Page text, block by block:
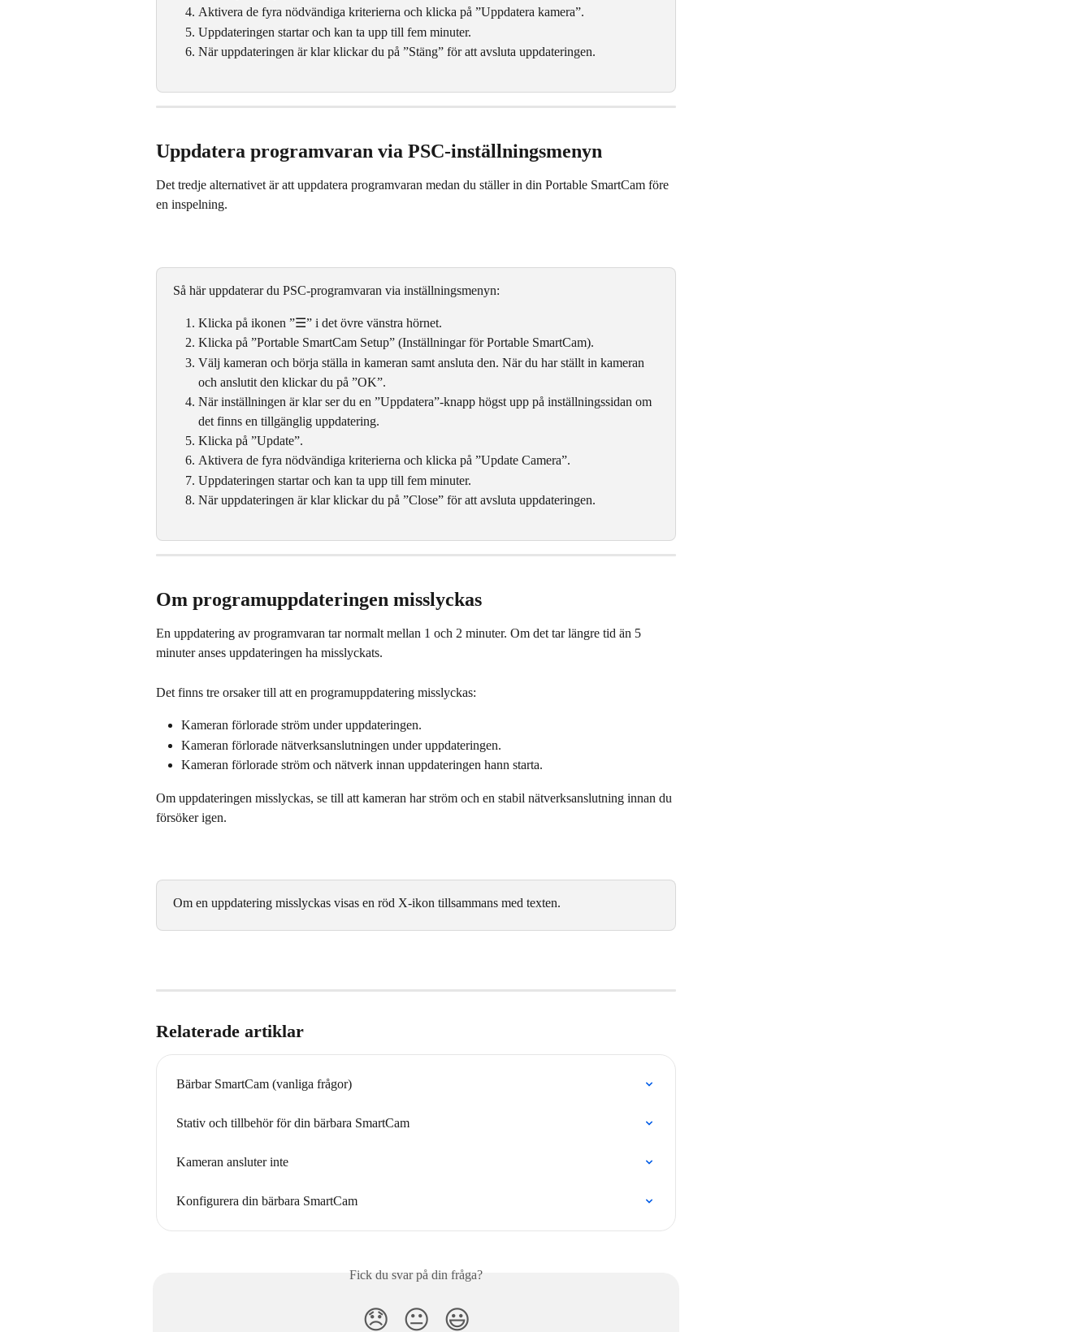
Aktivera de fyra nödvändiga kriterierna och klicka på ”Uppdatera kamera”.
Uppdateringen startar och kan ta upp till fem minuter.
När uppdateringen är klar klickar du på ”Stäng” för att avsluta uppdateringen.
Uppdatera programvaran via PSC-inställningsmenyn
Det tredje alternativet är att uppdatera programvaran medan du ställer in din Portable SmartCam före
en inspelning.
Så här uppdaterar du PSC-programvaran via inställningsmenyn:
Klicka på ikonen ”☰” i det övre vänstra hörnet.
Klicka på ”Portable SmartCam Setup” (Inställningar för Portable SmartCam).
Välj kameran och börja ställa in kameran samt ansluta den. När du har ställt in kameran
och anslutit den klickar du på ”OK”.
När inställningen är klar ser du en ”Uppdatera”-knapp högst upp på inställningssidan om
det finns en tillgänglig uppdatering.
Klicka på ”Update”.
Aktivera de fyra nödvändiga kriterierna och klicka på ”Update Camera”.
Uppdateringen startar och kan ta upp till fem minuter.
När uppdateringen är klar klickar du på ”Close” för att avsluta uppdateringen.
Om programuppdateringen misslyckas
En uppdatering av programvaran tar normalt mellan 1 och 2 minuter. Om det tar längre tid än 5
minuter anses uppdateringen ha misslyckats.
Det finns tre orsaker till att en programuppdatering misslyckas:
Kameran förlorade ström under uppdateringen.
Kameran förlorade nätverksanslutningen under uppdateringen.
Kameran förlorade ström och nätverk innan uppdateringen hann starta.
Om uppdateringen misslyckas, se till att kameran har ström och en stabil nätverksanslutning innan du
försöker igen.
Om en uppdatering misslyckas visas en röd X-ikon tillsammans med texten.
Relaterade artiklar
Bärbar SmartCam (vanliga frågor)
Stativ och tillbehör för din bärbara SmartCam
Kameran ansluter inte
Konfigurera din bärbara SmartCam
Fick du svar på din fråga?
😞 😐 😃